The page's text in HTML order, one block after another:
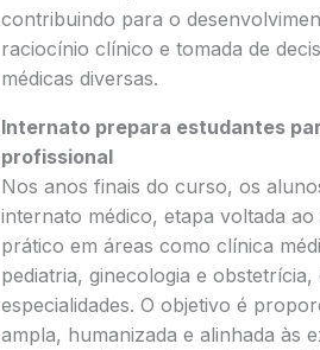
contribuindo para o
raciocínio clínico e tomada de
médicas diversas.
Internato prepara estudantes
profissional
Nos anos finais do curso, os
internato médico, etapa voltada
prático em áreas como clínica
pediatria, ginecologia e
especialidades. O objetivo é
ampla, humanizada e alinhada às